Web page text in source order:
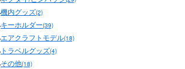
機内グッズ(2)
キーホルダー(39)
エアクラフトモデル(18)
トラベルグッズ(4)
その他(18)